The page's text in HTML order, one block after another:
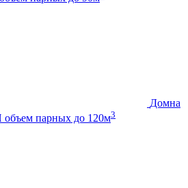
Домна
объем парных до 120м3